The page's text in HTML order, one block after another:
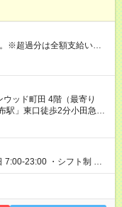
※超過分は全額支給いたし
なし残業時間 30時間／月
（超過分は全額支給しま
/労働時要件は同条件）
5年目 年代：30代
給×12か月＋賞与） 備
ダクト開発へ貢献 ■OL
，000円（＝基本給×12か
ーバル事業への貢献手当
期間
、給与は本採用時と同じ
ッド町田 4階（最寄り
」東口徒歩2分小田急多
スタジオがあります！転
7:00-23:00 ・シフト制 ※週
憩1時間）